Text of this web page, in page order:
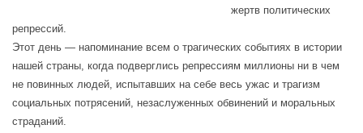
жертв политических
репрессий.
Этот день — напоминание всем о трагических событиях в истории
нашей страны, когда подверглись репрессиям миллионы ни в чем
не повинных людей, испытавших на себе весь ужас и трагизм
социальных потрясений, незаслуженных обвинений и моральных
страданий.